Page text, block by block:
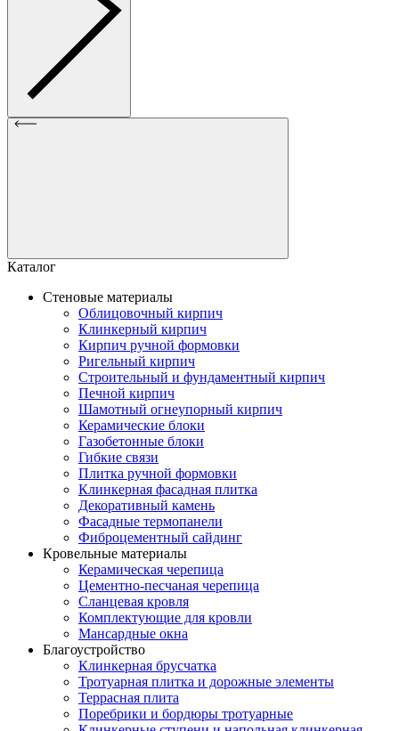
Каталог
Стеновые материалы
Облицовочный кирпич
Клинкерный кирпич
Кирпич ручной формовки
Ригельный кирпич
Строительный и фундаментный кирпич
Печной кирпич
Шамотный огнеупорный кирпич
Керамические блоки
Газобетонные блоки
Гибкие связи
Плитка ручной формовки
Клинкерная фасадная плитка
Декоративный камень
Фасадные термопанели
Фиброцементный сайдинг
Кровельные материалы
Керамическая черепица
Цементно-песчаная черепица
Сланцевая кровля
Комплектующие для кровли
Мансардные окна
Благоустройство
Клинкерная брусчатка
Тротуарная плитка и дорожные элементы
Террасная плита
Поребрики и бордюры тротуарные